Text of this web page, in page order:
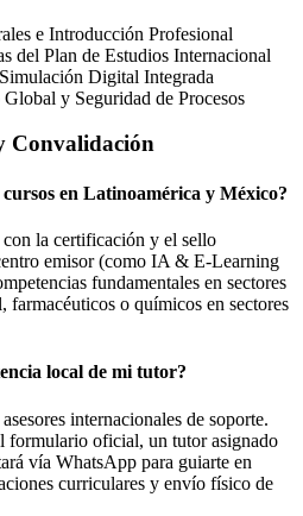
e Introducción Profesional
del Plan de Estudios Internacional
Digital Integrada
y Seguridad de Procesos
Convalidación
cursos en Latinoamérica y México?
la certificación y el sello
emisor (como IA & E-Learning
fundamentales en sectores
farmacéuticos o químicos en sectores
local de mi tutor?
internacionales de soporte.
formulario oficial, un tutor asignado
vía WhatsApp para guiarte en
curriculares y envío físico de